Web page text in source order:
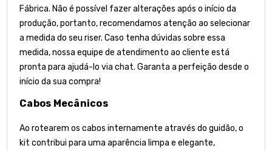
Fábrica. Não é possível fazer alterações após o início da
produção, portanto, recomendamos atenção ao selecionar
a medida do seu riser. Caso tenha dúvidas sobre essa
medida, nossa equipe de atendimento ao cliente está
pronta para ajudá-lo via chat. Garanta a perfeição desde o
início da sua compra!
Cabos Mecânicos
Ao rotearem os cabos internamente através do guidão, o
kit contribui para uma aparência limpa e elegante,